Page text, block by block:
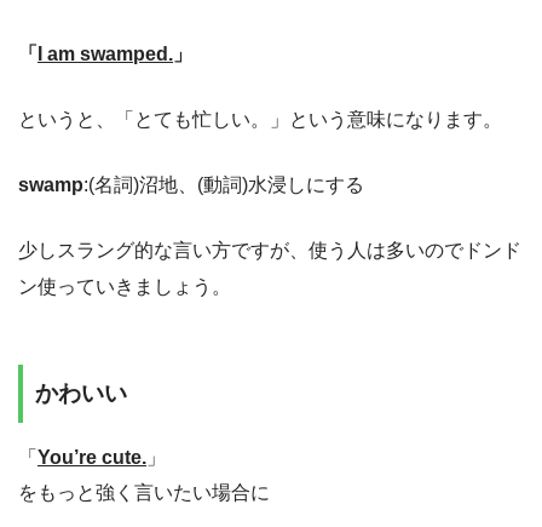
「 I am swamped. 」
というと、「とても忙しい。」という意味になります。
swamp:(名詞)沼地、(動詞)水浸しにする
少しスラング的な言い方ですが、使う人は多いのでドンド
ン使っていきましょう。
かわいい
「 You’re cute. 」
をもっと強く言いたい場合に